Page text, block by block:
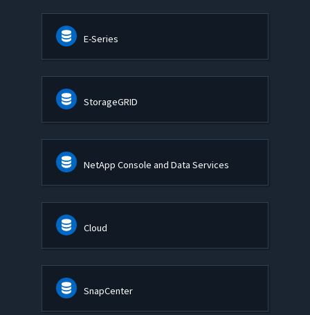
E-Series
StorageGRID
NetApp Console and Data Services
Cloud
SnapCenter